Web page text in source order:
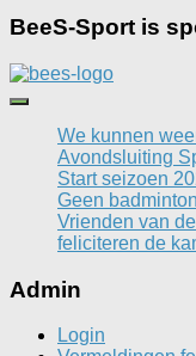
BeeS-Sport is
We kunnen
Avondsluiting
Start seizoen
Geen
Vrienden van
feliciteren de
Admin
Login